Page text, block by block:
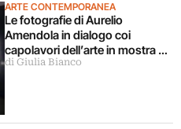
ARTE CONTEMPORANEA
Le fotografie di Aurelio
Amendola in dialogo coi
capolavori dell’arte in mostra a
Milano
di Giulia Bianco